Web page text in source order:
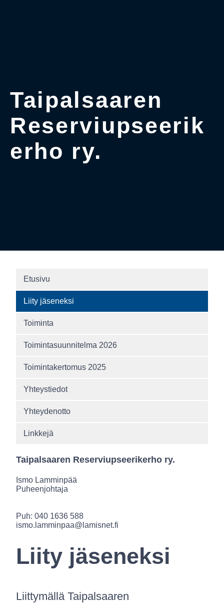
Taipalsaaren
Reserviupseerik
erho ry.
Etusivu
Liity jäseneksi
Toiminta
Toimintasuunnitelma 2026
Toimintakertomus 2025
Yhteystiedot
Yhteydenotto
Linkkejä
Taipalsaaren Reserviupseerikerho ry.
Ismo Lamminpää
Puheenjohtaja
Puh: 040 1636 588
ismo.lamminpaa@lamisnet.fi
Liity jäseneksi
Liittymällä Taipalsaaren